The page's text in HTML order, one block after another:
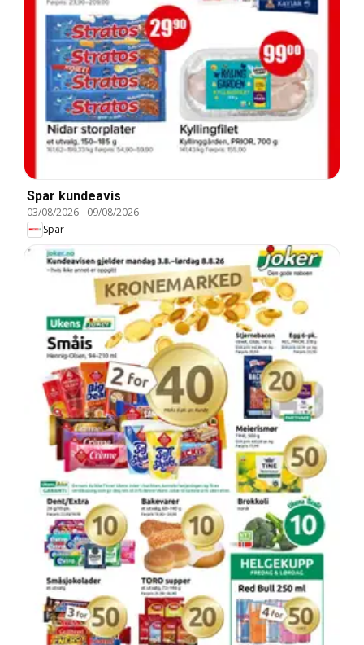
Spar kundeavis
03/08/2026- 09/08/2026
Spar